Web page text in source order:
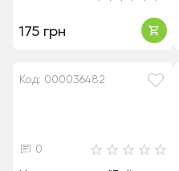
175 грн
Код: 000036482
0